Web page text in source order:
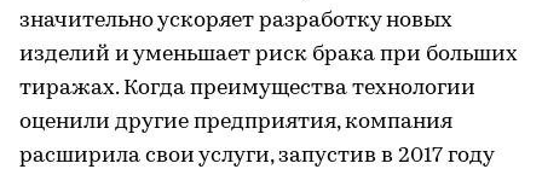
значительно ускоряет разработку новых
изделий и уменьшает риск брака при больших
тиражах. Когда преимущества технологии
оценили другие предприятия, компания
расширила свои услуги, запустив в 2017 году